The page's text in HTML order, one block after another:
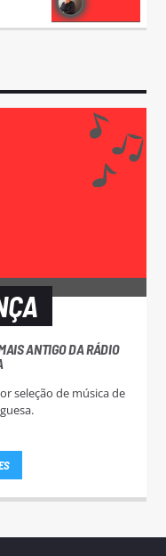
ANTIGO DA RÁDIO
seleção de música de